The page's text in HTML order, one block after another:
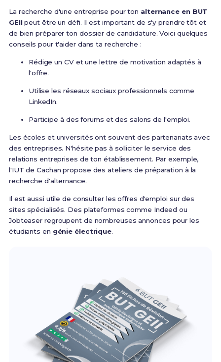
La recherche d'une entreprise pour ton alternance en BUT
GEIIpeut être un défi. Il est important de s'y prendre tôt et
de bien préparer ton dossier de candidature. Voici quelques
conseils pour t'aider dans ta recherche :
Rédige un CV et une lettre de motivation adaptés à
l'offre.
Utilise les réseaux sociaux professionnels comme
LinkedIn.
Participe à des forums et des salons de l'emploi.
Les écoles et universités ont souvent des partenariats avec
des entreprises. N'hésite pas à solliciter le service des
relations entreprises de ton établissement. Par exemple,
l'IUT de Cachan propose des ateliers de préparation à la
recherche d'alternance.
Il est aussi utile de consulter les offres d'emploi sur des
sites spécialisés. Des plateformes comme Indeed ou
Jobteaser regroupent de nombreuses annonces pour les
étudiants en génie électrique.